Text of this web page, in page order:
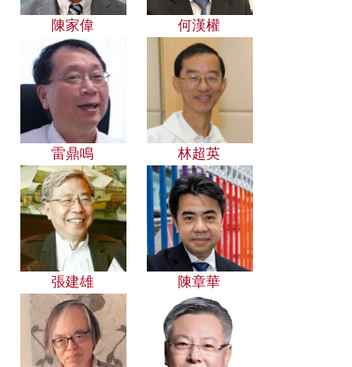
陳家偉 何漢權
雷鼎鳴 林超英
張建雄 陳章華